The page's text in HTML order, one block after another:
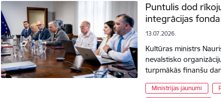
Puntulis dod
integrācijas
13.07.2026.
Kultūras ministrs
nevalstisko
turpmākās finanšu
Ministrijas jaunumi